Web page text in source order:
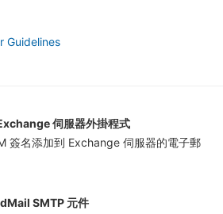
Guidelines
伺服器外掛程式
簽名添加到 Exchange 伺服器的電子郵
SMTP 元件